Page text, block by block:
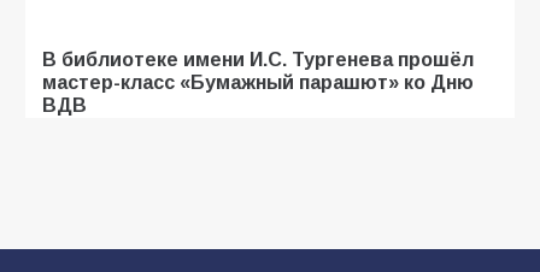
В библиотеке имени И.С. Тургенева прошёл
мастер-класс «Бумажный парашют» ко Дню
ВДВ
образовательного кластера